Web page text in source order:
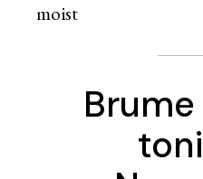
moist